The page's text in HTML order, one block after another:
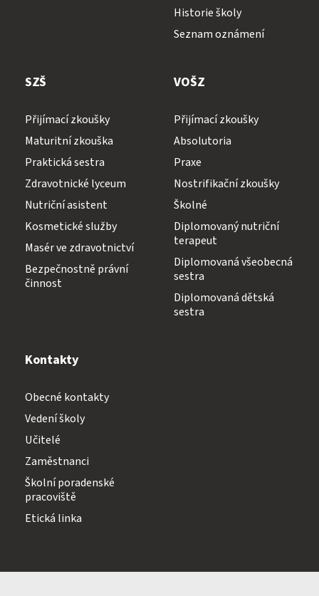
Historie školy
Seznam oznámení
SZŠ
Přijímací zkoušky
Maturitní zkouška
Praktická sestra
Zdravotnické lyceum
Nutriční asistent
Kosmetické služby
Masér ve zdravotnictví
Bezpečnostně právní
činnost
VOŠZ
Přijímací zkoušky
Absolutoria
Praxe
Nostrifikační zkoušky
Školné
Diplomovaný nutriční
terapeut
Diplomovaná všeobecná
sestra
Diplomovaná dětská
sestra
Kontakty
Obecné kontakty
Vedení školy
Učitelé
Zaměstnanci
Školní poradenské
pracoviště
Etická linka